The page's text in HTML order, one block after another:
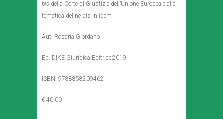
bis della Corte di Giustizia dell’Unione Europea e alla
tematica del ne bis in idem.
Aut. Rosaria Giordano
Ed. DIKE Giuridica Editrice 2019
ISBN: 9788858209462
€ 40,00